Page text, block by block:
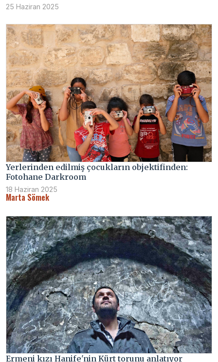
25 Haziran 2025
Yerlerinden edilmiş çocukların objektifinden:
Fotohane Darkroom
18 Haziran 2025
Marta Sömek
Ermeni kızı Hanife'nin Kürt torunu anlatıyor